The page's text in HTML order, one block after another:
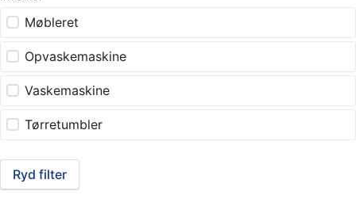
Møbleret
Opvaskemaskine
Vaskemaskine
Tørretumbler
Ryd filter